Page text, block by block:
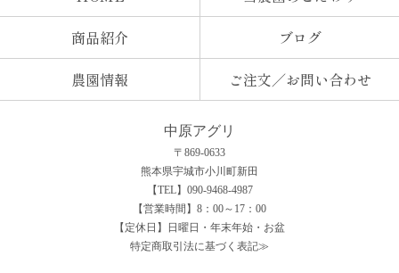
商品紹介
ブログ
農園情報
ご注文／お問い合わせ
中原アグリ
〒869-0633
熊本県宇城市小川町新田
【TEL】090-9468-4987
【営業時間】8：00～17：00
【定休日】日曜日・年末年始・お盆
特定商取引法に基づく表記≫